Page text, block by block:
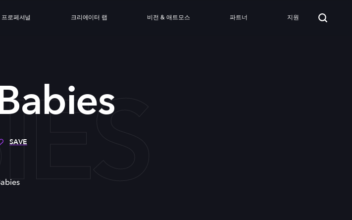
프로페셔널 크리에이터 랩 비전 & 애트모스 파트너 지원
SAVE